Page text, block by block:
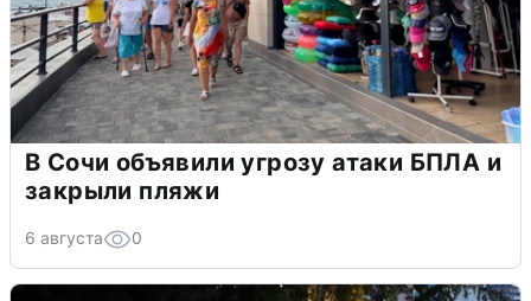
В Сочи объявили угрозу атаки БПЛА и
закрыли пляжи
6 августа 0